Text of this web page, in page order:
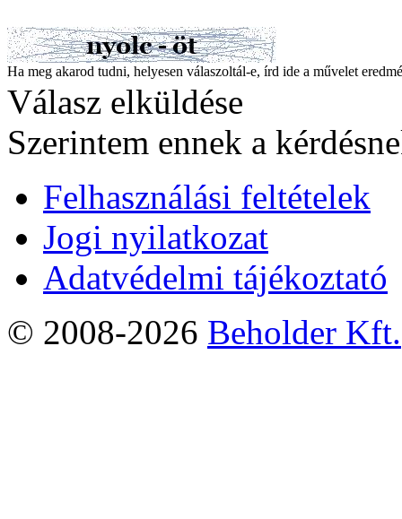
Ha meg akarod tudni, helyesen válaszoltál-e, írd ide a művelet
Válasz elküldése
Szerintem ennek a
Felhasználási feltételek
Jogi nyilatkozat
Adatvédelmi tájékoztató
© 2008-2026 Beholder Kft.